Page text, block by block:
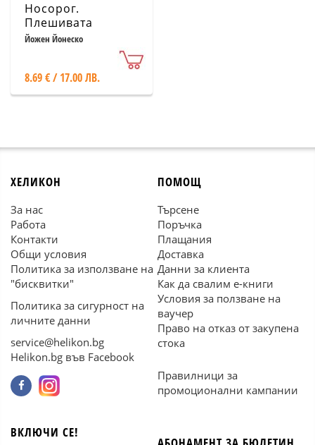
Носорог.
Плешивата
певица и други
Йожен Йонеско
8.69 € / 17.00 ЛВ.
ХЕЛИКОН
За нас
Работа
Контакти
Общи условия
Политика за използване на
"бисквитки"
Политика за сигурност на
личните данни
service@helikon.bg
Helikon.bg във Facebook
ПОМОЩ
Търсене
Поръчка
Плащания
Доставка
Данни за клиента
Как да свалим е-книги
Условия за ползване на
ваучер
Право на отказ от закупена
стока
Правилници за
промоционални кампании
ВКЛЮЧИ СЕ!